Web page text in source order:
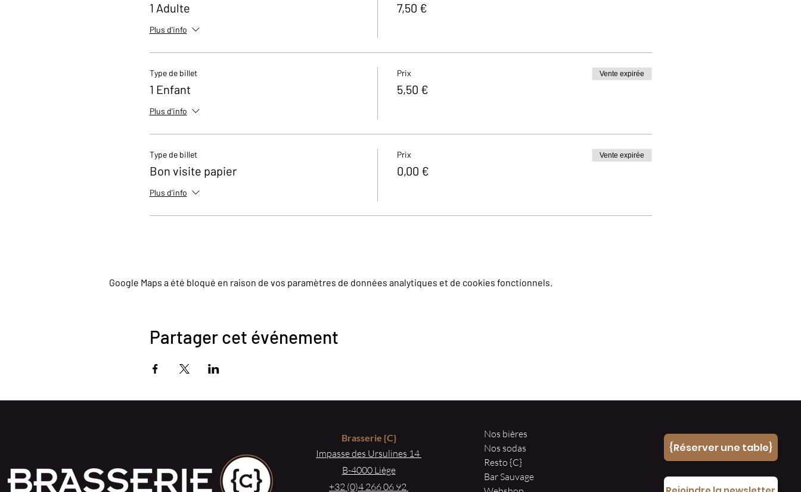
1 Adulte
Plus d'info
7,50 €
Type de billet
1 Enfant
Plus d'info
Prix
5,50 €
Vente expirée
Type de billet
Bon visite papier
Plus d'info
Prix
0,00 €
Vente expirée
Google Maps a été bloqué en raison de vos paramètres de données analytiques et de cookies fonctionnels.
Partager cet événement
Brasserie{C}
Impasse des Ursulines 14
B-4000 Liège
+32 (0)4 266 06 92
Nos bières
Nos sodas
Resto {C}
Bar Sauvage
{Réserver une table}